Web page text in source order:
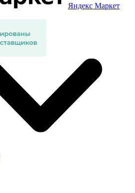
Яндекс Маркет